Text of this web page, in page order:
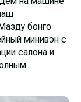
бонго
минивэн с
салона и